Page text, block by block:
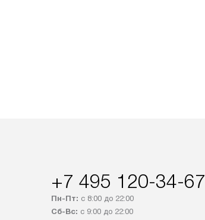
+7 495 120-34-67
Пн-Пт: с 8:00 до 22:00
Сб-Вс: с 9:00 до 22:00